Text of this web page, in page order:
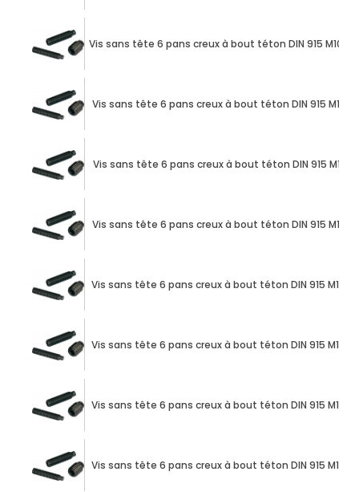
Vis sans tête 6 pans creux à bout téton DIN 915 M10 X
Vis sans tête 6 pans creux à bout téton DIN 915 M10 X
Vis sans tête 6 pans creux à bout téton DIN 915 M10 X
Vis sans tête 6 pans creux à bout téton DIN 915 M10 X
Vis sans tête 6 pans creux à bout téton DIN 915 M10 X
Vis sans tête 6 pans creux à bout téton DIN 915 M10 X
Vis sans tête 6 pans creux à bout téton DIN 915 M10 X
Vis sans tête 6 pans creux à bout téton DIN 915 M10 X